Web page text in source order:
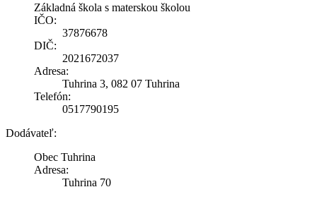
Základná škola s materskou školou
IČO:
37876678
DIČ:
2021672037
Adresa:
Tuhrina 3, 082 07 Tuhrina
Telefón:
0517790195
Dodávateľ:
Obec Tuhrina
Adresa:
Tuhrina 70